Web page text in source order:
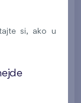
si, ako u